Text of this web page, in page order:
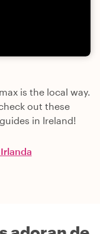
is the local way.
out these
in Ireland!